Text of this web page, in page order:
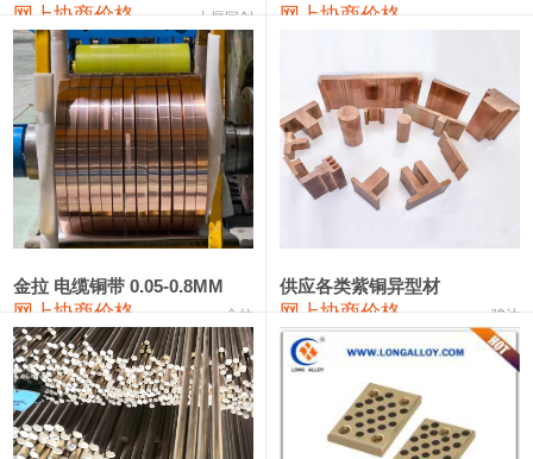
漆包线 111,970—115,970 113,970
磷铜合金 110,800—117,600 114,200 400
无氧铜丝(硬) 109,710—110,010 109,860
R410A专用紫铜管 113,700—113,700
铸造铝合金锭(A380） 26,300—26,500 26,400 100
铝合金ADC12 24,200—24,400 100
铸造铝合金锭(ZL102) 24,300—24,500 24,400
网上协商价格 十堰同创 网上协商价格
金拉 电缆铜带 0.05-0.8MM
网上协商价格 金拉
供应各类紫铜异型材
网上协商价格 骏达